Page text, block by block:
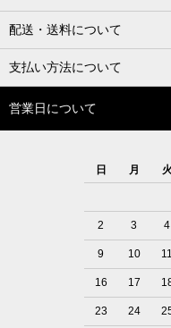
配送・送料について
支払い方法について
営業日について
日
月 火
2 3 4
9 10 11
16 17
23 24